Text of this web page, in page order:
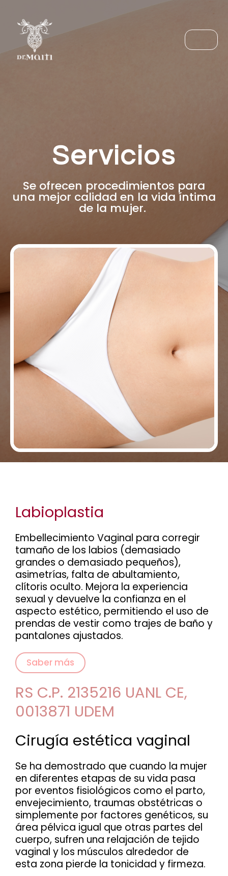
contenido
Servicios
Se ofrecen procedimientos para
una mejor calidad en la vida íntima
de la mujer.
Labioplastia
Embellecimiento Vaginal para corregir
tamaño de los labios (demasiado
grandes o demasiado pequeños),
asimetrías, falta de abultamiento,
clítoris oculto. Mejora la experiencia
sexual y devuelve la confianza en el
aspecto estético, permitiendo el uso de
prendas de vestir como trajes de baño y
pantalones ajustados.
Saber más
RS C.P. 2135216 UANL CE,
0013871 UDEM
Cirugía estética vaginal
Se ha demostrado que cuando la mujer
en diferentes etapas de su vida pasa
por eventos fisiológicos como el parto,
envejecimiento, traumas obstétricas o
simplemente por factores genéticos, su
área pélvica igual que otras partes del
cuerpo, sufren una relajación de tejido
vaginal y los músculos alrededor de
esta zona pierde la tonicidad y firmeza.